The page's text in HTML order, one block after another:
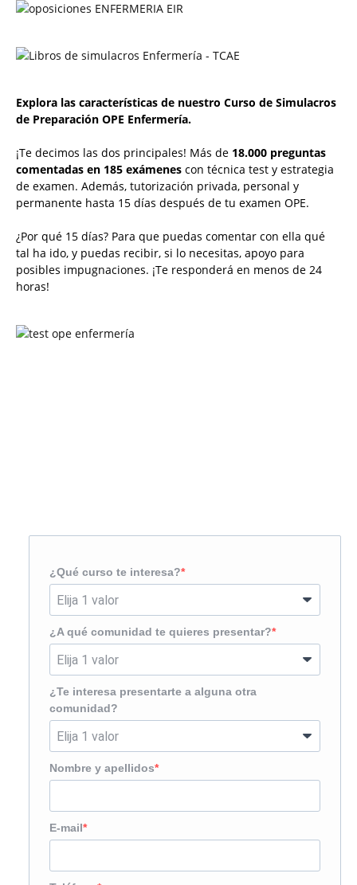
Explora las características de nuestro Curso de Simulacros
de Preparación OPE Enfermería.
¡Te decimos las dos principales! Más de 18.000 preguntas
comentadas en 185 exámenes con técnica test y estrategia
de examen. Además, tutorización privada, personal y
permanente hasta 15 días después de tu examen OPE.
¿Por qué 15 días? Para que puedas comentar con ella qué
tal ha ido, y puedas recibir, si lo necesitas, apoyo para
posibles impugnaciones. ¡Te responderá en menos de 24
horas!
¿Qué curso te interesa?
¿A qué comunidad te quieres presentar?
¿Te interesa presentarte a alguna otra
comunidad?
Nombre y apellidos
E-mail